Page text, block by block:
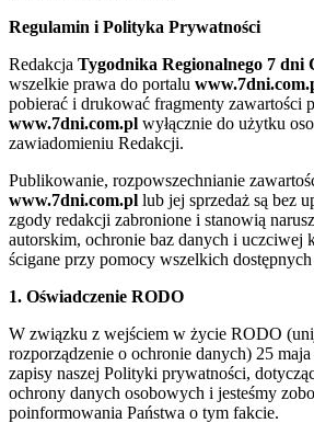
Regulamin i Polityka Prywatności
Redakcja Tygodnika Regionalnego 7 dni
wszelkie prawa do portalu
pobierać i drukować fragmenty zawartości
www.7dni.com.pl wyłącznie do użytku
zawiadomieniu Redakcji.
Publikowanie, rozpowszechnianie
www.7dni.com.pl lub jej sprzedaż są bez
zgody redakcji zabronione i stanowią
autorskim, ochronie baz danych i uczciwej
ścigane przy pomocy wszelkich
1. Oświadczenie RODO
W związku z wejściem w życie RODO
rozporządzenie o ochronie danych) 25
zapisy naszej Polityki prywatności,
ochrony danych osobowych i jesteśmy
poinformowania Państwa o tym fakcie.